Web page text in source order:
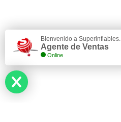
Bienvenido a Superinflables.
Agente de Ventas
Online